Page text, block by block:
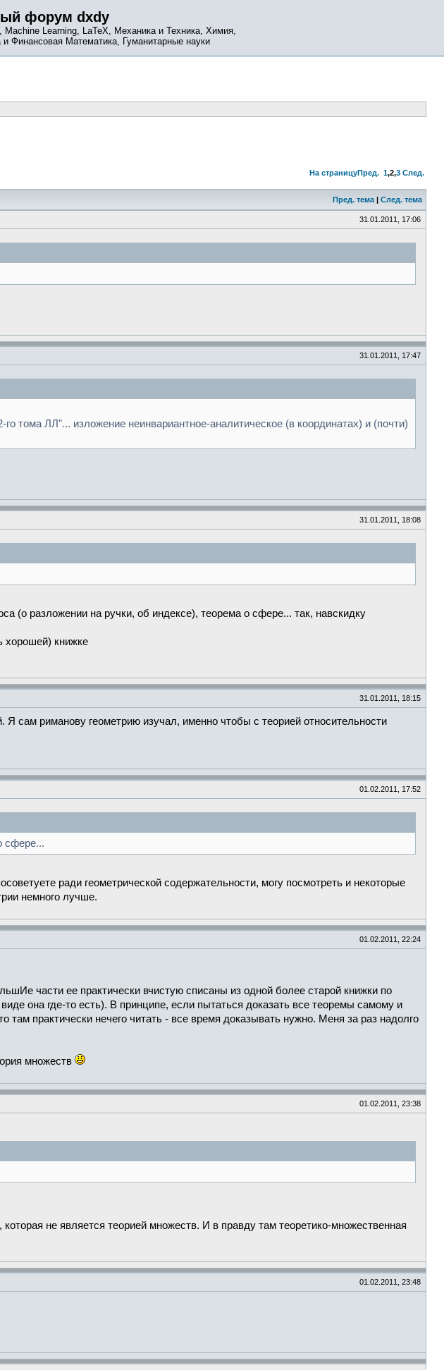
форум dxdy
Learning, LaTeX, Механика и Техника, Химия,
Финансовая Математика, Гуманитарные науки
На страницуПред. 1,2,3 След.
Пред. тема | След. тема
31.01.2011, 17:06
31.01.2011, 17:47
тома ЛЛ"... изложение неинвариантное-аналитическое (в координатах) и (почти)
31.01.2011, 18:08
разложении на ручки, об индексе), теорема о сфере... так, навскидку
хорошей) книжке
31.01.2011, 18:15
сам риманову геометрию изучал, именно чтобы с теорией относительности
01.02.2011, 17:52
сфере...
ради геометрической содержательности, могу посмотреть и некоторые
немного лучше.
01.02.2011, 22:24
части ее практически вчистую списаны из одной более старой книжки по
она где-то есть). В принципе, если пытаться доказать все теоремы самому и
практически нечего читать - все время доказывать нужно. Меня за раз надолго
множеств
01.02.2011, 23:38
не является теорией множеств. И в правду там теоретико-множественная
01.02.2011, 23:48